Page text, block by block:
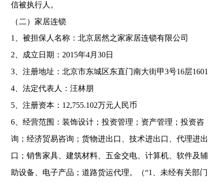
信被执行人。
（二）家居连锁
1
、被担保人名称：北京居然之家家居连锁有限公司
2 、成立日期： 2015年4月30日
3 、注册地址：北京市东城区东直门南大街甲3号16层1601
4 、法定代表人：汪林朋
5 、注册资本： 12,755.102万元人民币
6 、经营范围：装饰设计；投资管理；资产管理；投资咨
询；经济贸易咨询；货物进出口、技术进出口、代理进出
口；销售家具、建筑材料、五金交电、计算机、软件及辅
助设备、电子产品；道路货运代理。（“1 、未经有关部门